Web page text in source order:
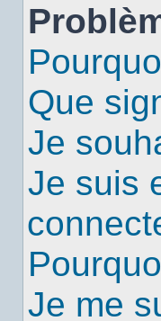
Que
Je
Je suis
Je me